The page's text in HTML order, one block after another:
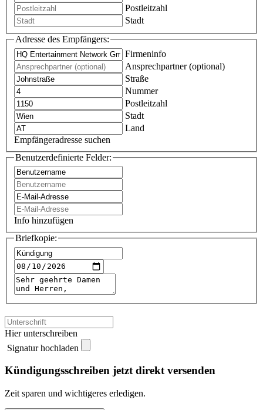
Postleitzahl
Stadt
Adresse des Empfängers:
Firmeninfo
Ansprechpartner (optional)
Straße
Nummer
Postleitzahl
Stadt
Land
Empfängeradresse suchen
Benutzerdefinierte Felder:
Info hinzufügen
Briefkopie:
Hier unterschreiben
Signatur hochladen
Kündigungsschreiben jetzt direkt versenden
Zeit sparen und wichtigeres erledigen.